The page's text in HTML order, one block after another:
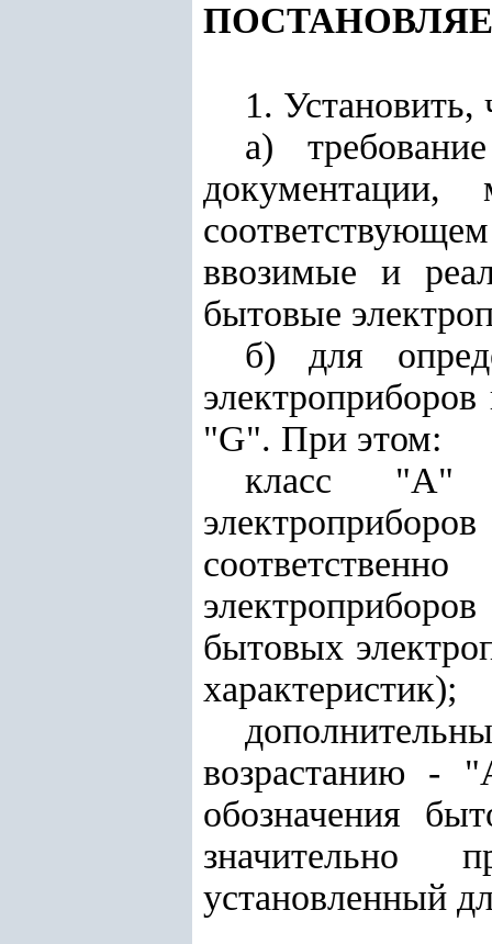
1. Установить,
а)
ввозимые и
бытовые
б) для
"G". При этом:
класс "А"
бытовых
характеристик);
возрастанию -
обозначения
значительно
установленный